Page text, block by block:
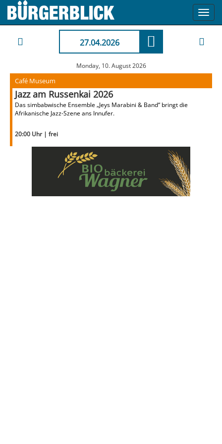
27.04.2026
Monday, 10. August 2026
Café Museum
Jazz am Russenkai 2026
Das simbabwische Ensemble „Jeys Marabini & Band“ bringt die
Afrikanische Jazz-Szene ans Innufer.
20:00 Uhr | frei